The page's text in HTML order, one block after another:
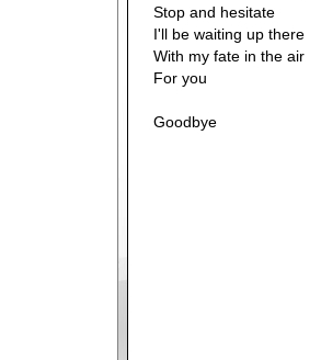
Stop and hesitate
I'll be waiting up there
With my fate in the air
For you
Goodbye